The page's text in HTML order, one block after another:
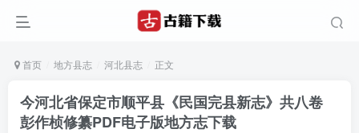
首页 地方县志 河北县志 正文
今河北省保定市顺平县《民国完县新志》共八卷
彭作桢修纂PDF电子版地方志下载